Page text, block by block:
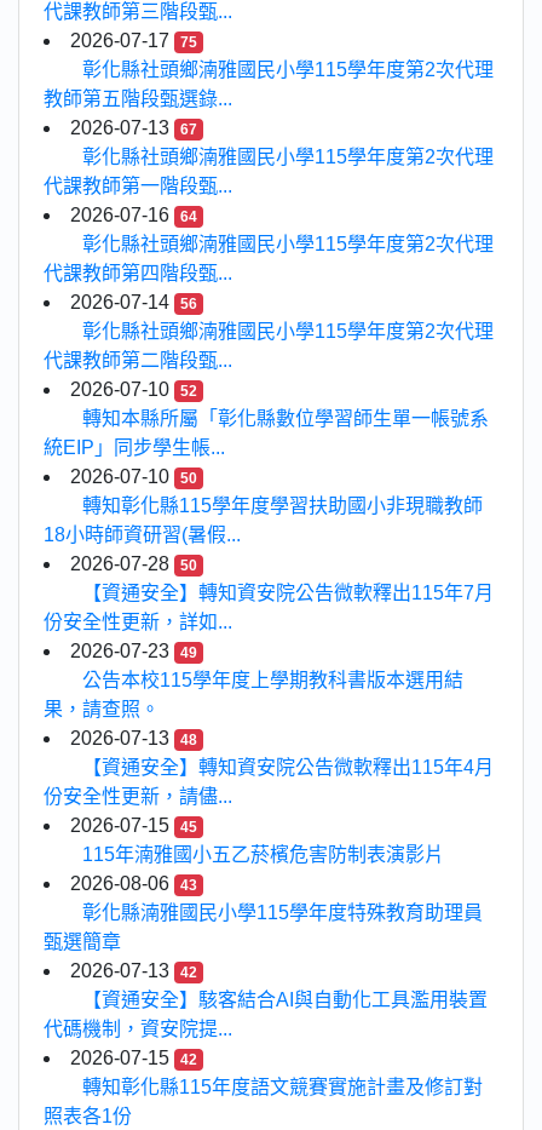
代課教師第三階段甄...
2026-07-17
75
彰化縣社頭鄉湳雅國民小學115學年度第2次代理
教師第五階段甄選錄...
2026-07-13
67
彰化縣社頭鄉湳雅國民小學115學年度第2次代理
代課教師第一階段甄...
2026-07-16
64
彰化縣社頭鄉湳雅國民小學115學年度第2次代理
代課教師第四階段甄...
2026-07-14
56
彰化縣社頭鄉湳雅國民小學115學年度第2次代理
代課教師第二階段甄...
2026-07-10
52
轉知本縣所屬「彰化縣數位學習師生單一帳號系
統EIP」同步學生帳...
2026-07-10
50
轉知彰化縣115學年度學習扶助國小非現職教師
18小時師資研習(暑假...
2026-07-28
50
【資通安全】轉知資安院公告微軟釋出115年7月
份安全性更新，詳如...
2026-07-23
49
公告本校115學年度上學期教科書版本選用結
果，請查照。
2026-07-13
48
【資通安全】轉知資安院公告微軟釋出115年4月
份安全性更新，請儘...
2026-07-15
45
115年湳雅國小五乙菸檳危害防制表演影片
2026-08-06
43
彰化縣湳雅國民小學115學年度特殊教育助理員
甄選簡章
2026-07-13
42
【資通安全】駭客結合AI與自動化工具濫用裝置
代碼機制，資安院提...
2026-07-15
42
轉知彰化縣115年度語文競賽實施計畫及修訂對
照表各1份